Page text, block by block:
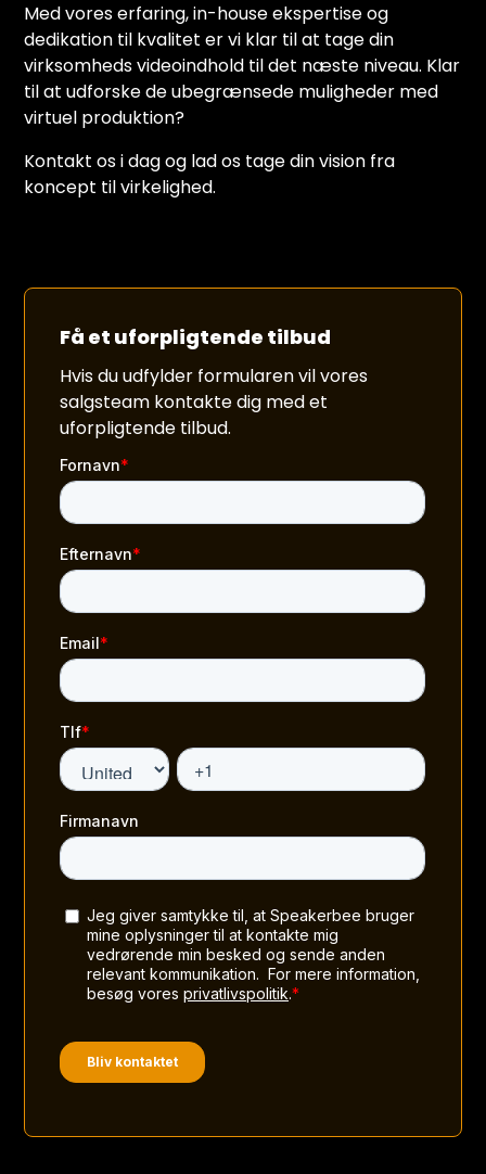
Med vores erfaring, in-house ekspertise og
dedikation til kvalitet er vi klar til at tage din
virksomheds videoindhold til det næste niveau. Klar
til at udforske de ubegrænsede muligheder med
virtuel produktion?
Kontakt os i dag og lad os tage din vision fra
koncept til virkelighed.
Få et uforpligtende tilbud
Hvis du udfylder formularen vil vores
salgsteam kontakte dig med et
uforpligtende tilbud.